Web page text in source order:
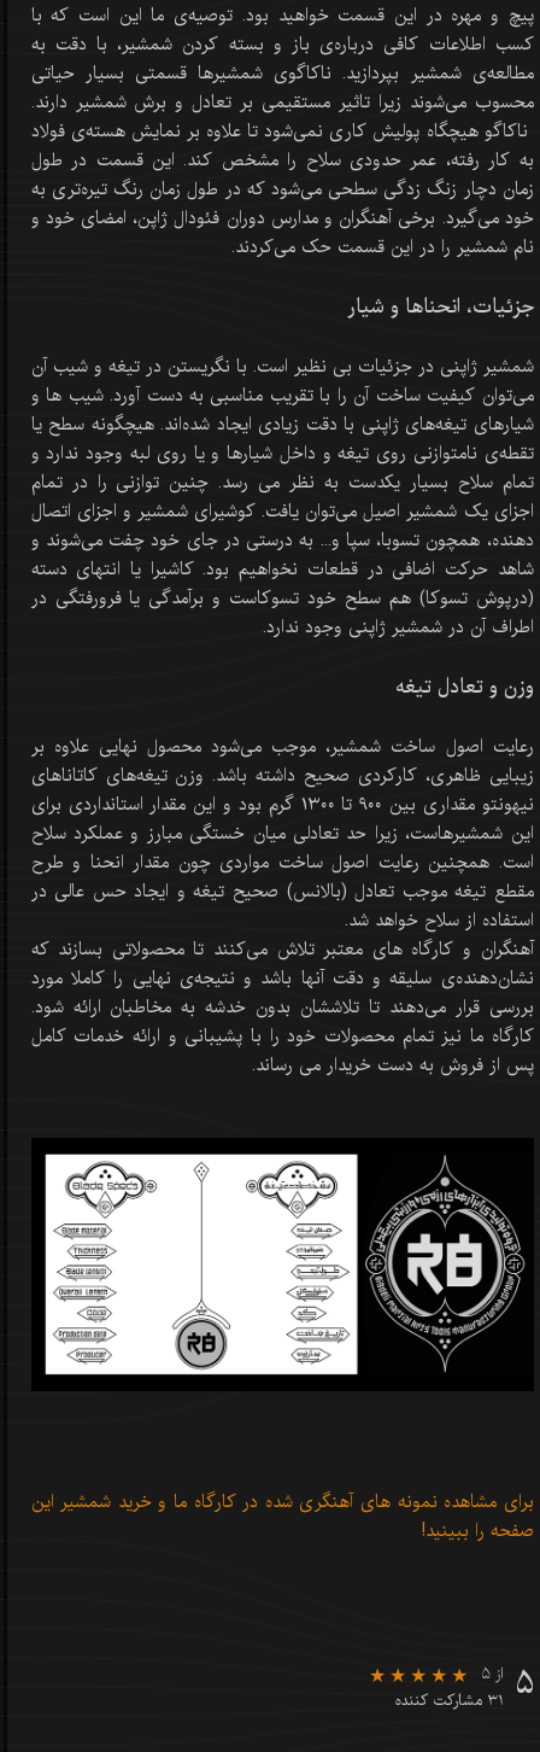
پیچ و مهره در این قسمت خواهید بود. توصیه‌ی ما این است که با
کسب اطلاعات کافی درباره‌ی باز و بسته کردن شمشیر، با دقت به
مطالعه‌ی شمشیر بپردازید. ناکاگوی شمشیرها قسمتی بسیار حیاتی
محسوب می‌شوند زیرا تاثیر مستقیمی بر تعادل و برش شمشیر دارند.
ناکاگو هیچگاه پولیش کاری نمی‌شود تا علاوه بر نمایش هسته‌ی فولاد
به کار رفته، عمر حدودی سلاح را مشخص کند. این قسمت در طول
زمان دچار زنگ زدگی سطحی می‌شود که در طول زمان رنگ تیره‌تری به
خود می‌گیرد. برخی آهنگران و مدارس دوران فئودال ژاپن، امضای خود و
نام شمشیر را در این قسمت حک می‌کردند.
جزئیات، انحناها و شیار
شمشیر ژاپنی در جزئیات بی نظیر است. با نگریستن در تیغه و شیب آن
می‌توان کیفیت ساخت آن را با تقریب مناسبی به دست آورد. شیب ها و
شیارهای تیغه‌های ژاپنی با دقت زیادی ایجاد شده‌اند. هیچگونه سطح یا
تقطه‌ی نامتوازنی روی تیغه و داخل شیارها و یا روی لبه وجود ندارد و
تمام سلاح بسیار یکدست به نظر می رسد. چنین توازنی را در تمام
اجزای یک شمشیر اصیل می‌توان یافت. کوشیرای شمشیر و اجزای اتصال
دهنده، همچون تسوبا، سپا و... به درستی در جای خود چفت می‌شوند و
شاهد حرکت اضافی در قطعات نخواهیم بود. کاشیرا یا انتهای دسته
(درپوش تسوکا) هم سطح خود تسوکاست و برآمدگی یا فرورفتگی در
اطراف آن در شمشیر ژاپنی وجود ندارد.
وزن و تعادل تیغه
رعایت اصول ساخت شمشیر، موجب می‌شود محصول نهایی علاوه بر
زیبایی ظاهری، کارکردی صحیح داشته باشد.‌ وزن تیغه‌های کاتاناهای
نیهونتو مقداری بین ٩٠٠ تا ١٣٠٠ گرم بود و این مقدار استانداردی برای
این شمشیرهاست، زیرا حد تعادلی میان خستگی مبارز و عملکرد سلاح
است. همچنین رعایت اصول ساخت مواردی چون مقدار انحنا و طرح
مقطع تیغه موجب تعادل (بالانس) صحیح تیغه و ایجاد حس عالی در
استفاده از سلاح خواهد شد.
آهنگران و کارگاه های معتبر تلاش می‌کنند تا محصولاتی بسازند که
نشان‌دهنده‌ی سلیقه و دقت آنها باشد و نتیجه‌ی نهایی را کاملا مورد
بررسی قرار می‌دهند تا تلاششان بدون خدشه به مخاطبان ارائه شود.
کارگاه ما نیز تمام محصولات خود را با پشیبانی و ارائه خدمات کامل
پس از فروش به دست خریدار می رساند.
برای مشاهده نمونه های آهنگری شده در کارگاه ما و خرید شمشیر این
صفحه را ببینید!
۵ از ۵
۳۱ مشارکت کننده